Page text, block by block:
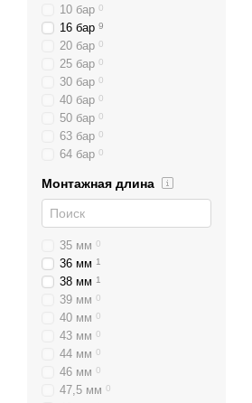
10 бар 0
16 бар 9
20 бар 0
25 бар 0
30 бар 0
40 бар 0
50 бар 0
63 бар 0
64 бар 0
Монтажная длина
35 мм 0
36 мм 1
38 мм 1
39 мм 0
40 мм 0
43 мм 0
44 мм 0
46 мм 0
47,5 мм 0